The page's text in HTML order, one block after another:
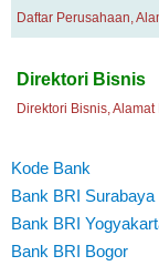
Daftar Perusahaan,
Direktori Bisnis
Direktori Bisnis,
Kode Bank
Bank BRI Surabaya
Bank BRI
Bank BRI Bogor